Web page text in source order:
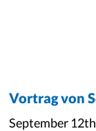
Vortrag von
September